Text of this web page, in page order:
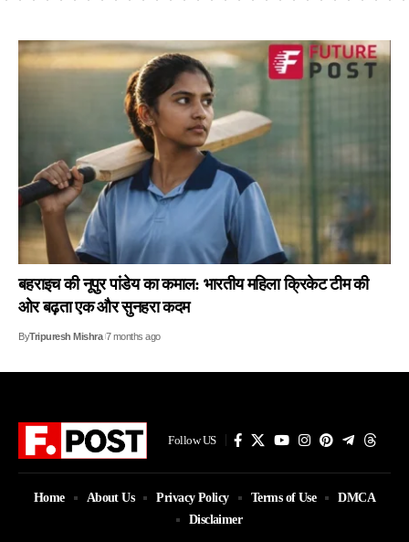
बहराइच की नूपुर पांडेय का कमाल: भारतीय महिला क्रिकेट टीम की
ओर बढ़ता एक और सुनहरा कदम
ByTripuresh Mishra 7 months ago
Follow US
Home About Us Privacy Policy Terms of Use
DMCA
Disclaimer